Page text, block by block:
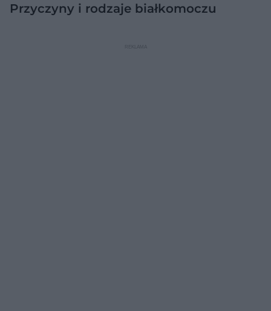
Przyczyny i rodzaje białkomoczu